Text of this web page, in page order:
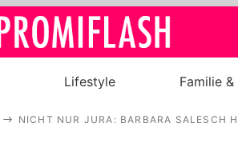
Royals
Lifestyle Familie
NICHT NUR JURA: BARBARA SALESCH